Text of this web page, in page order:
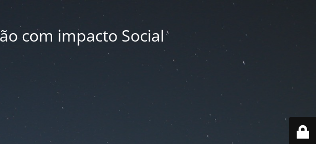
com impacto Social